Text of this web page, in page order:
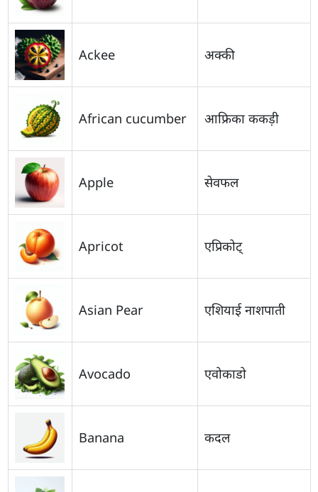
Ackee अक्की
African cucumber आफ्रिका ककड़ी
Apple सेवफल
Apricot एप्रिकोट्
Asian Pear एशियाई नाशपाती
Avocado एवोकाडो
Banana कदल